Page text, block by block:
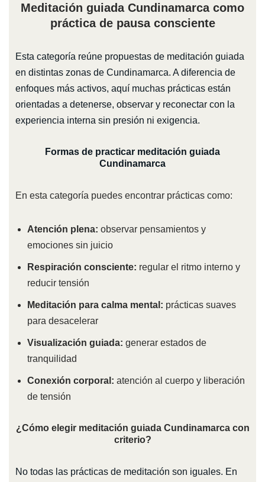
Meditación guiada Cundinamarca como
práctica de pausa consciente
Esta categoría reúne propuestas de meditación guiada
en distintas zonas de Cundinamarca. A diferencia de
enfoques más activos, aquí muchas prácticas están
orientadas a detenerse, observar y reconectar con la
experiencia interna sin presión ni exigencia.
Formas de practicar meditación guiada
Cundinamarca
En esta categoría puedes encontrar prácticas como:
Atención plena: observar pensamientos y
emociones sin juicio
Respiración consciente: regular el ritmo interno y
reducir tensión
Meditación para calma mental: prácticas suaves
para desacelerar
Visualización guiada: generar estados de
tranquilidad
Conexión corporal: atención al cuerpo y liberación
de tensión
¿Cómo elegir meditación guiada Cundinamarca con
criterio?
No todas las prácticas de meditación son iguales. En